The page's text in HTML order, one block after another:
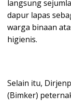
langsung
dapur lapas
warga binaan
higienis.
Selain itu,
(Bimker)